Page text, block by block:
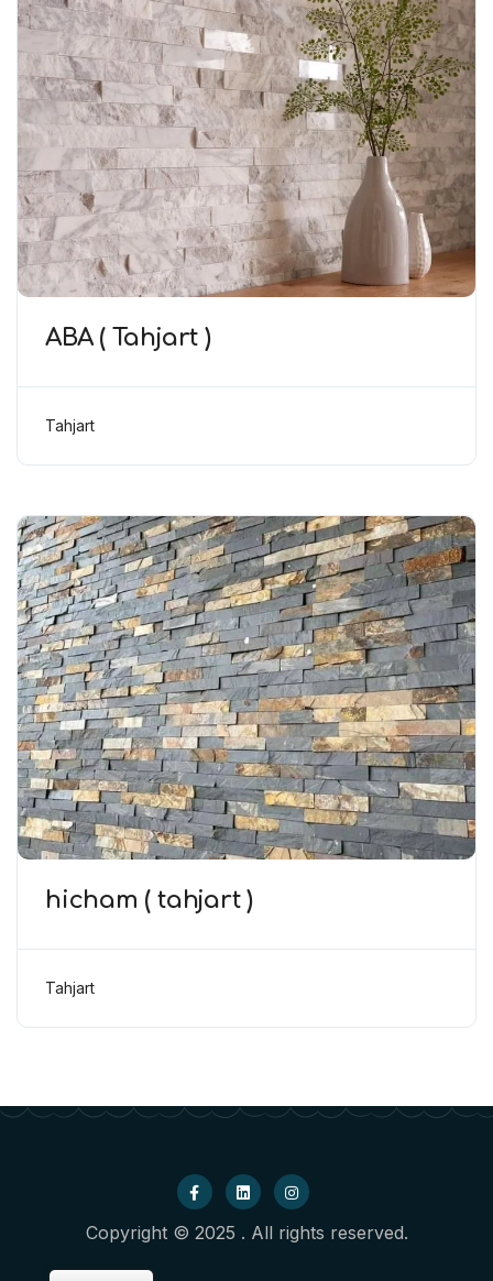
ABA ( Tahjart )
Tahjart
hicham ( tahjart )
Tahjart
Copyright © 2025 . All rights reserved.